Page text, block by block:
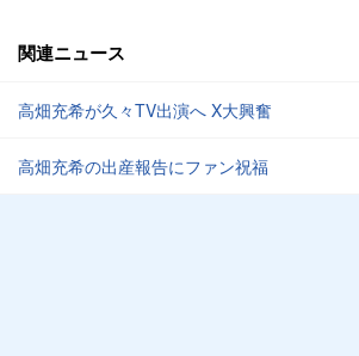
関連ニュース
高畑充希が久々TV出演へ X大興奮
高畑充希の出産報告にファン祝福